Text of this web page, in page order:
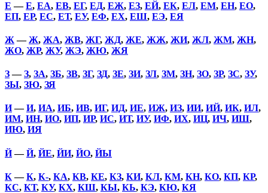
Е —Е, ЕА, ЕВ, ЕГ, ЕД, ЕЖ, ЕЗ, ЕЙ, ЕК, ЕЛ, ЕМ, ЕН, ЕО,
ЕП, ЕР, ЕС, ЕТ, ЕУ, ЕФ, ЕХ, ЕШ, ЕЭ, ЕЯ
Ж —Ж, ЖА, ЖВ, ЖГ, ЖД, ЖЕ, ЖЖ, ЖИ, ЖЛ, ЖМ, ЖН,
ЖО, ЖР, ЖУ, ЖЭ, ЖЮ, ЖЯ
З—З, ЗА, ЗБ, ЗВ, ЗГ, ЗД, ЗЕ, ЗИ, ЗЛ, ЗМ, ЗН, ЗО, ЗР, ЗС, ЗУ,
ЗЫ, ЗЮ, ЗЯ
И—И, ИА, ИБ, ИВ, ИГ, ИД, ИЕ, ИЖ, ИЗ, ИИ, ИЙ, ИК, ИЛ,
ИМ, ИН, ИО, ИП, ИР, ИС, ИТ, ИУ, ИФ, ИХ, ИЦ, ИЧ, ИШ,
ИЮ, ИЯ
Й—Й, ЙЕ, ЙИ, ЙО, ЙЫ
К—К, К-, КА, КВ, КЕ, КЗ, КИ, КЛ, КМ, КН, КО, КП, КР,
КС, КТ, КУ, КХ, КШ, КЫ, КЬ, КЭ, КЮ, КЯ